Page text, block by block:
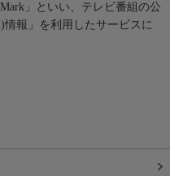
」といい、テレビ番組の公
情報」を利用したサービスに